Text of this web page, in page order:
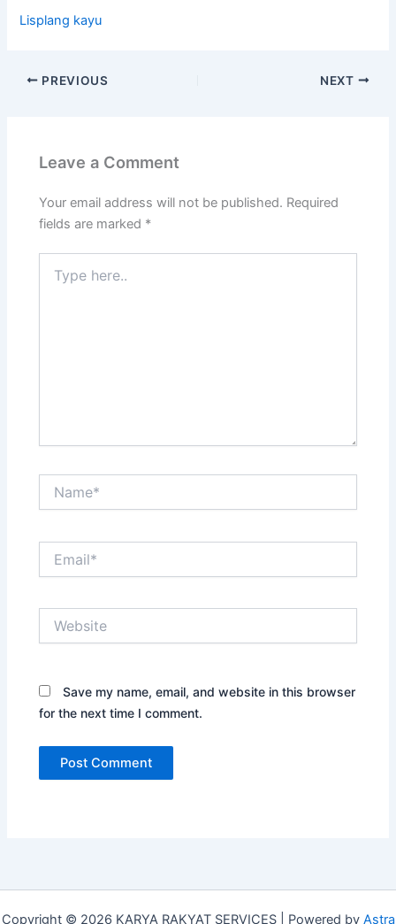
Lisplang kayu
PREVIOUS NEXT
Leave a Comment
Your email address will not be published. Required
fields are marked *
here..
Save my name, email, and website in this browser
for the next time I comment.
Copyright © 2026 KARYA RAKYAT SERVICES | Powered by Astra